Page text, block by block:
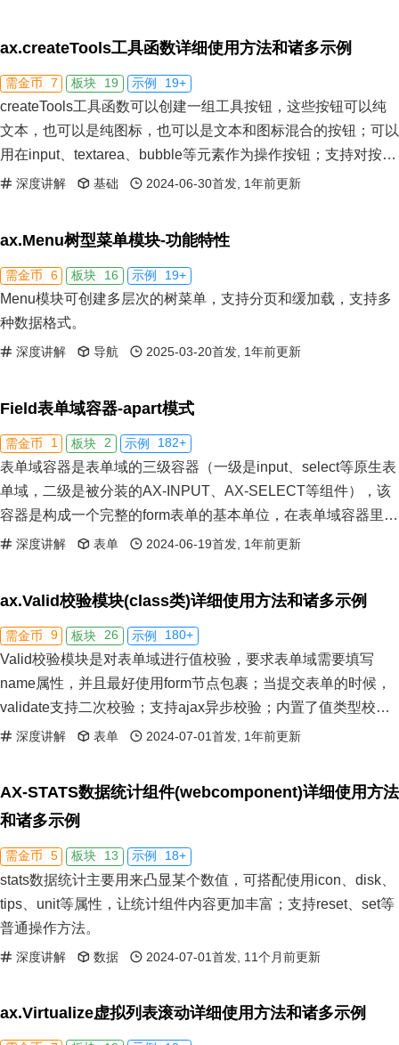
ax.createTools工具函数详细使用方法和诸多示例
需金币 7 板块 19 示例 19+
createTools工具函数可以创建一组工具按钮，这些按钮可以纯
文本，也可以是纯图标，也可以是文本和图标混合的按钮；可以
用在input、textarea、bubble等元素作为操作按钮；支持对按钮
绑定事件。
深度讲解 基础 2024-06-30首发, 1年前更新
ax.Menu树型菜单模块-功能特性
需金币 6 板块 16 示例 19+
Menu模块可创建多层次的树菜单，支持分页和缓加载，支持多
种数据格式。
深度讲解 导航 2025-03-20首发, 1年前更新
Field表单域容器-apart模式
需金币 1 板块 2 示例 182+
表单域容器是表单域的三级容器（一级是input、select等原生表
单域，二级是被分装的AX-INPUT、AX-SELECT等组件），该
容器是构成一个完整的form表单的基本单位，在表单域容器里包
含的子元素有：input等原生元素或AX-INPUT等表单域组件，表
深度讲解 表单 2024-06-19首发, 1年前更新
ax.Valid校验模块(class类)详细使用方法和诸多示例
需金币 9 板块 26 示例 180+
Valid校验模块是对表单域进行值校验，要求表单域需要填写
name属性，并且最好使用form节点包裹；当提交表单的时候，
validate支持二次校验；支持ajax异步校验；内置了值类型校
验、值强度校验、包含字符串类型校验、数值大小校验、数值多
深度讲解 表单 2024-07-01首发, 1年前更新
AX-STATS数据统计组件(webcomponent)详细使用方法
和诸多示例
需金币 5 板块 13 示例 18+
stats数据统计主要用来凸显某个数值，可搭配使用icon、disk、
tips、unit等属性，让统计组件内容更加丰富；支持reset、set等
普通操作方法。
深度讲解 数据 2024-07-01首发, 11个月前更新
ax.Virtualize虚拟列表滚动详细使用方法和诸多示例